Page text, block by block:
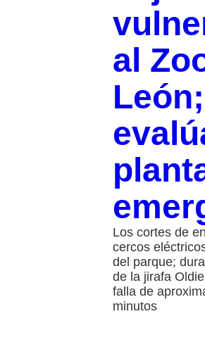
al
León;
Los cortes de
cercos
del parque;
de la jirafa
falla de
minutos